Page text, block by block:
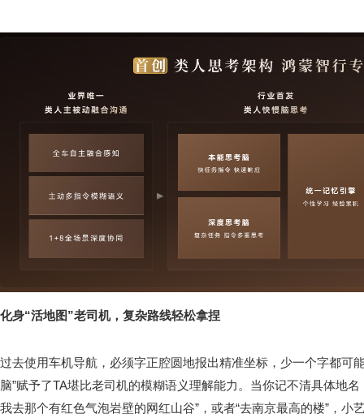
化身“活地图”老司机，复杂路线轻松拿捏
过去使用车机导航，必须字正腔圆地报出精准坐标，少一个字都可
脑”赋予了TA堪比老司机的模糊语义理解能力。当你记不清具体地
我去那个有红色气泡岩壁的网红山谷”，或者“去南京最高的楼”，小